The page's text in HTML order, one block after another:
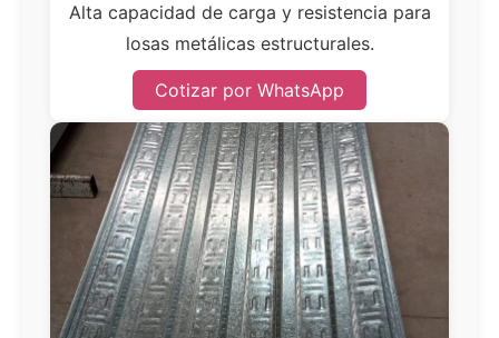
Alta capacidad de carga y resistencia para
losas metálicas estructurales.
Cotizar por WhatsApp